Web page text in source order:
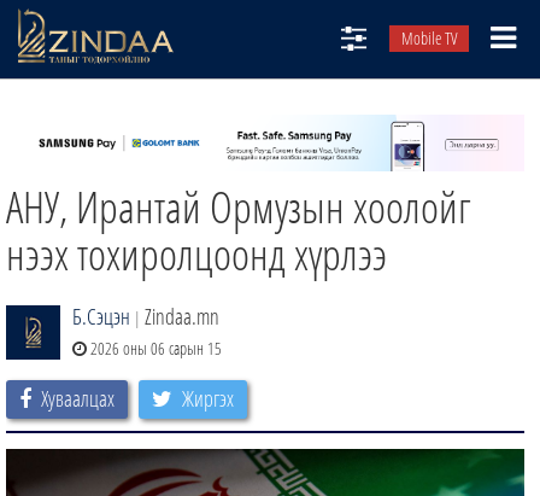
Mobile TV
ТВ8
ӨГЛӨӨНИЙ СОНИН
АУДИО ЗОХИОЛ
АНУ, Ирантай Ормузын хоолойг
нээх тохиролцоонд хүрлээ
Б.Сэцэн | Zindaa.mn
2026 оны 06 сарын 15
Хуваалцах Жиргэх